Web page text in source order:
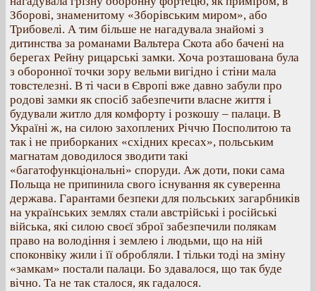
Зборові, знаменитому «Зборівським миром», або
Трибовелі. А тим більше не нагадувала знайомі з
дитинства за романами Вальтера Скота або бачені на
берегах Рейну рицарські замки. Хоча розташована була
з оборонної точки зору вельми вигідно і стіни мала
товстелезні. В ті часи в Європі вже давно забули про
родові замки як спосіб забезпечити власне життя і
будували житло для комфорту і розкошу – палаци. В
Україні ж, на силою захоплених Річчю Посполитою та
так і не приборканих «східних кресах», польським
магнатам доводилося зводити такі
«багатофункціональні» споруди. Аж доти, поки сама
Польща не припинила свого існування як суверенна
держава. Гарантами безпеки для польських загарбників
на українських землях стали австрійські і російські
війська, які силою своєї зброї забезпечили полякам
право на володіння і землею і людьми, що на ній
споконвіку жили і її обробляли. І тільки тоді на зміну
«замкам» постали палаци. Бо здавалося, що так буде
вічно. Та не так сталося, як гадалося.